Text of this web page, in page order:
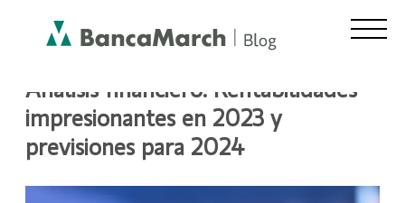
Análisis financiero: Rentabilidades
impresionantes en 2023 y
previsiones para 2024